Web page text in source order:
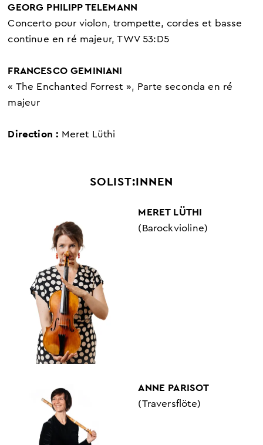
GEORG PHILIPP TELEMANN
Concerto pour violon, trompette, cordes et basse
continue en ré majeur, TWV 53:D5
FRANCESCO GEMINIANI
« The Enchanted Forrest », Parte seconda en ré
majeur
Direction : Meret Lüthi
SOLIST:INNEN
MERET LÜTHI
(Barockvioline)
ANNE PARISOT
(Traversflöte)